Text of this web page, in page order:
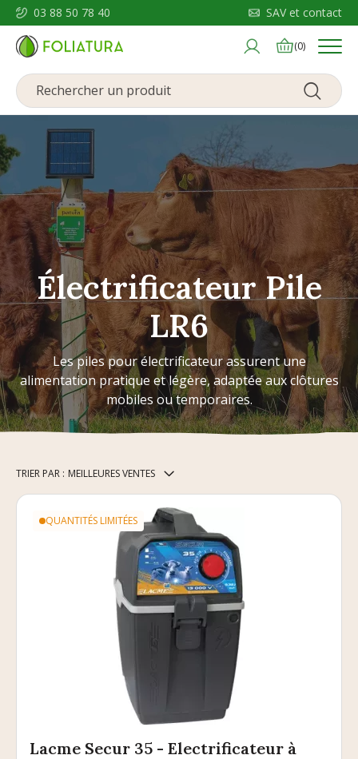
03 88 50 78 40 SAV et contact
(0) Menu
Électrificateur Pile
LR6
Les piles pour électrificateur assurent une
alimentation pratique et légère, adaptée aux clôtures
mobiles ou temporaires.
TRIER PAR : MEILLEURES VENTES
QUANTITÉS LIMITÉES
Lacme Secur 35 - Electrificateur à